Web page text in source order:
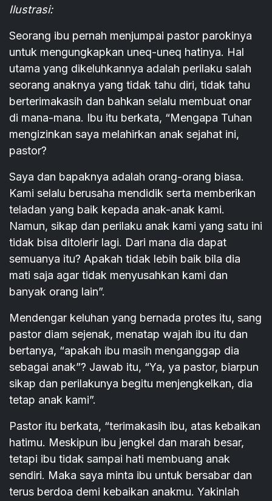
Ilustrasi:
Seorang ibu pernah menjumpai pastor parokinya
untuk mengungkapkan uneq-uneq hatinya. Hal
utama yang dikeluhkannya adalah perilaku salah
seorang anaknya yang tidak tahu diri, tidak tahu
berterimakasih dan bahkan selalu membuat onar
di mana-mana. Ibu itu berkata, “Mengapa Tuhan
mengizinkan saya melahirkan anak sejahat ini,
pastor?
Saya dan bapaknya adalah orang-orang biasa.
Kami selalu berusaha mendidik serta memberikan
teladan yang baik kepada anak-anak kami.
Namun, sikap dan perilaku anak kami yang satu ini
tidak bisa ditolerir lagi. Dari mana dia dapat
semuanya itu? Apakah tidak lebih baik bila dia
mati saja agar tidak menyusahkan kami dan
banyak orang lain”.
Mendengar keluhan yang bernada protes itu, sang
pastor diam sejenak, menatap wajah ibu itu dan
bertanya, “apakah ibu masih menganggap dia
sebagai anak”? Jawab itu, “Ya, ya pastor, biarpun
sikap dan perilakunya begitu menjengkelkan, dia
tetap anak kami”.
Pastor itu berkata, “terimakasih ibu, atas kebaikan
hatimu. Meskipun ibu jengkel dan marah besar,
tetapi ibu tidak sampai hati membuang anak
sendiri. Maka saya minta ibu untuk bersabar dan
terus berdoa demi kebaikan anakmu. Yakinlah